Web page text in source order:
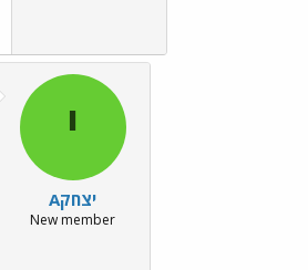
י
יצחקA
New member